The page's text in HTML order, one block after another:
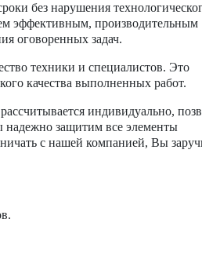
без нарушения
эффективным, производительным
оговоренных задач.
техники и специалистов. Это
качества выполненных работ.
индивидуально,
защитим все элементы
с нашей компанией, Вы